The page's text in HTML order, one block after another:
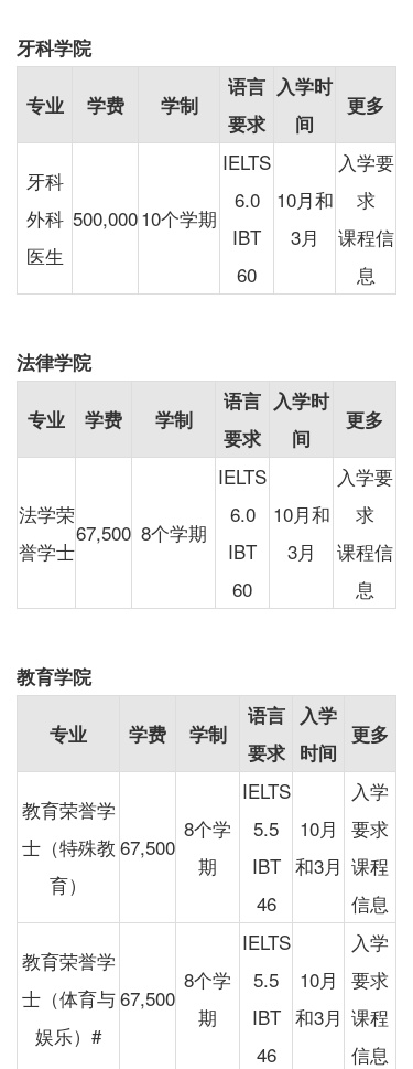
牙科学院
专业 学费 学制
语言
要求
入学时
间
更多
牙科
外科
医生
500,00010个学期
IELTS
6.0
IBT
60
10月和
3月
入学要
求
课程信
息
法律学院
专业 学费 学制
语言
要求
入学时
间
更多
法学荣
誉学士
67,500 8个学期
IELTS
6.0
IBT
60
10月和
3月
入学要
求
课程信
息
教育学院
专业 学费 学制
语言
要求
入学
时间
更多
教育荣誉学
士（特殊教
育）
67,500
8个学
期
IELTS
5.5
IBT
46
10月
和3月
入学
要求
课程
信息
教育荣誉学
士（体育与
娱乐）#
67,500
8个学
期
IELTS
5.5
IBT
46
10月
和3月
入学
要求
课程
信息